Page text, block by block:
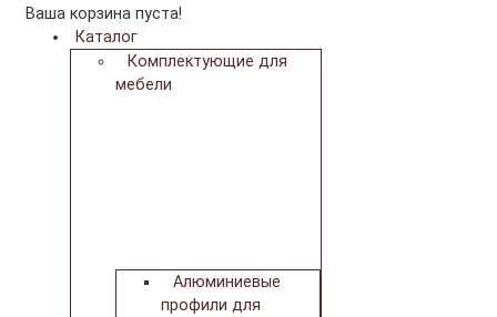
Ваша корзина пуста!
Каталог
Комплектующие для
мебели
Алюминиевые
профили для